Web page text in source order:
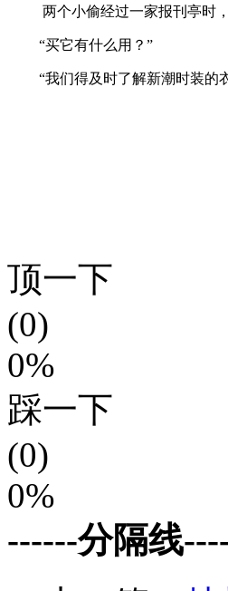
两个小偷经过一家报刊亭时，
“买它有什么用？”
“我们得及时了解新潮时装的
顶一下
(0)
0%
踩一下
(0)
0%
------分隔线